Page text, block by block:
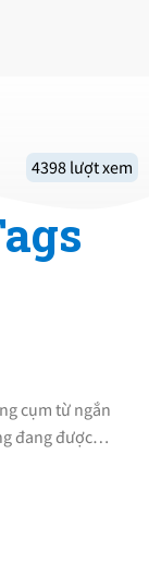
4398 lượt xem
cụm từ ngắn
đang được…